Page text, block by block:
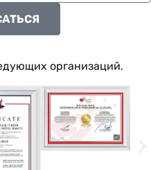
организаций.